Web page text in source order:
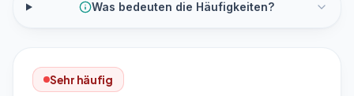
Was bedeuten die Häufigkeiten?
Sehr häufig